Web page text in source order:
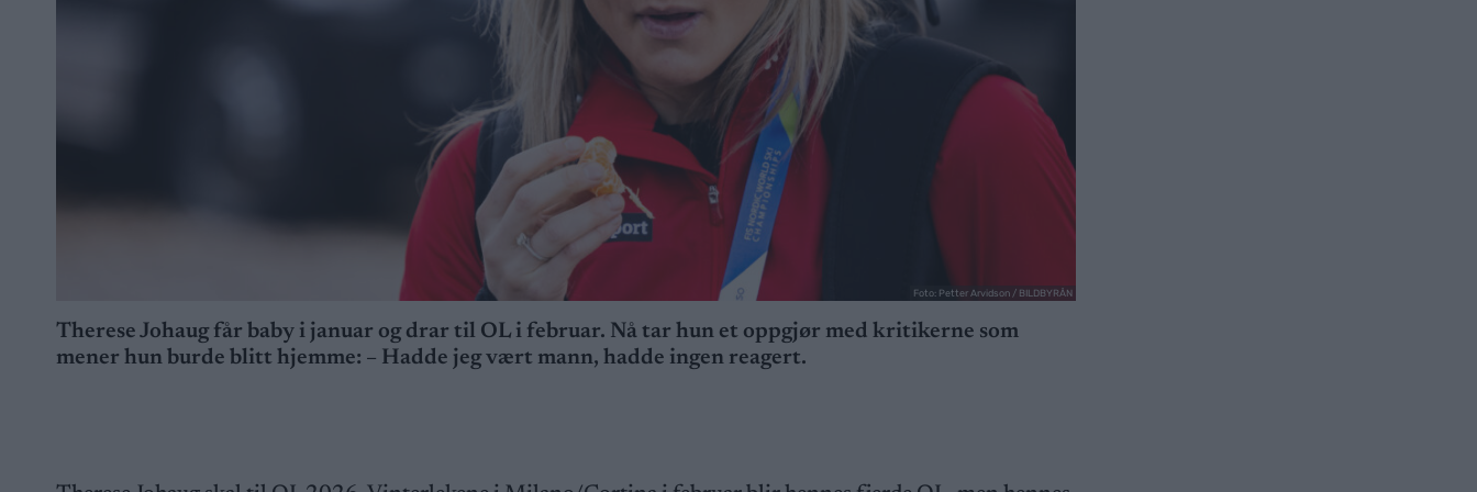
Foto: Petter Arvidson / BILDBYRÅN
Therese Johaug får baby i januar og drar til OL i februar. Nå tar hun et oppgjør med kritikerne som
mener hun burde blitt hjemme: – Hadde jeg vært mann, hadde ingen reagert.